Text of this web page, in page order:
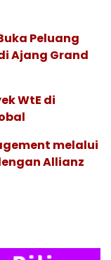
Peluang
Ajang Grand
WtE di
melalui
Allianz